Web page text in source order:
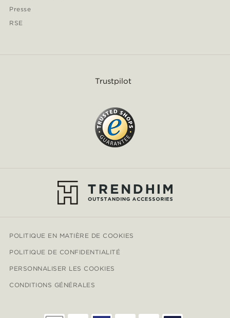
Presse
RSE
Trustpilot
POLITIQUE EN MATIÈRE DE COOKIES
POLITIQUE DE CONFIDENTIALITÉ
PERSONNALISER LES COOKIES
CONDITIONS GÉNÉRALES